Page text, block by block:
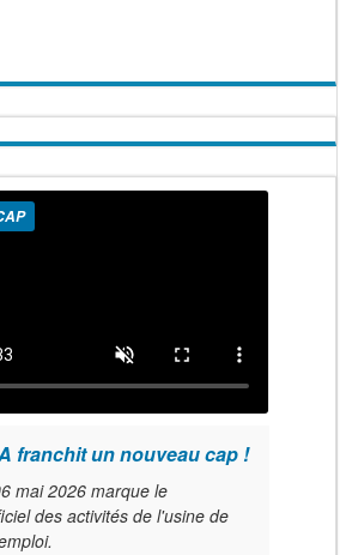
franchit un nouveau cap !
mai 2026 marque le
des activités de l'usine de